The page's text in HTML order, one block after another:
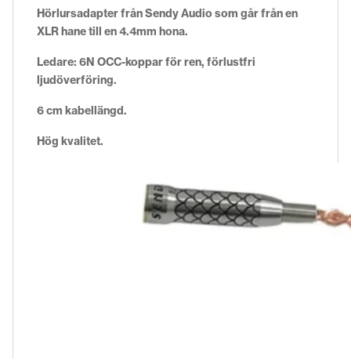
Hörlursadapter från Sendy Audio som går från en
XLR hane till en 4.4mm hona.
Ledare: 6N OCC-koppar för ren, förlustfri
ljudöverföring.
6 cm kabellängd.
Hög kvalitet.